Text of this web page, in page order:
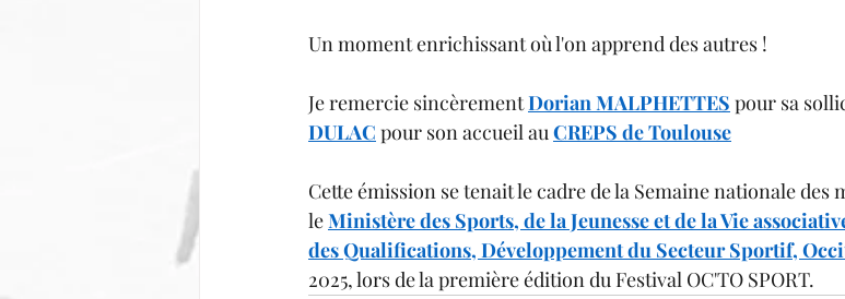
Un moment enrichissant où l'on apprend des autres !
Je remercie sincèrement Dorian MALPHETTES pour sa
DULAC pour son accueil au CREPS de Toulouse
Cette émission se tenait le cadre de la Semaine nationale
le Ministère des Sports, de la Jeunesse et de la Vie
des Qualifications, Développement du Secteur Sportif,
2025, lors de la première édition du Festival OC'TO SPORT.